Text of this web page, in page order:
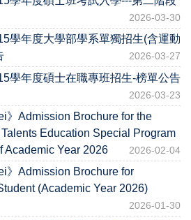
2026-03-30
學年度大學部學系單獨招生(含運動
2026-03-27
學年度碩士在職專班招生-榜單公告
2026-03-23
》Admission Brochure for the
Education Special Program
Academic Year 2026
2026-02-04
》Admission Brochure for
(Academic Year 2026)
2026-01-30